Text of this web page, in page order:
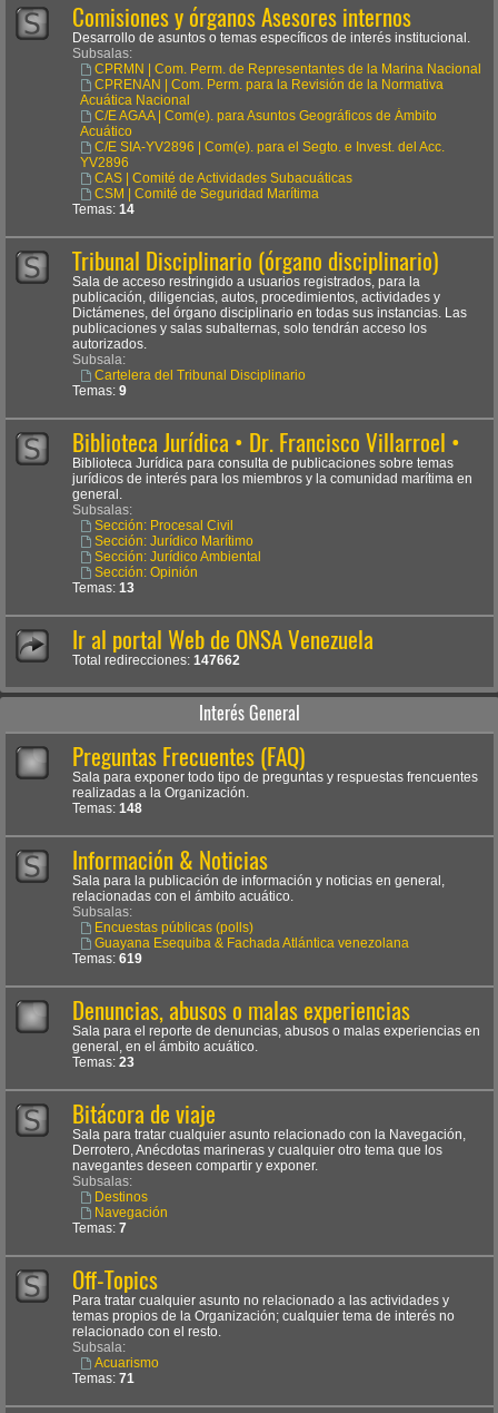
Comisiones y órganos Asesores internos
Desarrollo de asuntos o temas específicos de interés institucional.
Subsalas:
CPRMN | Com. Perm. de Representantes de la Marina Nacional
CPRENAN | Com. Perm. para la Revisión de la Normativa
Acuática Nacional
C/E AGAA | Com(e). para Asuntos Geográficos de Ámbito
Acuático
C/E SIA-YV2896 | Com(e). para el Segto. e Invest. del Acc.
YV2896
CAS | Comité de Actividades Subacuáticas
CSM | Comité de Seguridad Marítima
Temas: 14
Tribunal Disciplinario (órgano disciplinario)
Sala de acceso restringido a usuarios registrados, para la
publicación, diligencias, autos, procedimientos, actividades y
Dictámenes, del órgano disciplinario en todas sus instancias. Las
publicaciones y salas subalternas, solo tendrán acceso los
autorizados.
Subsala:
Cartelera del Tribunal Disciplinario
Temas: 9
Biblioteca Jurídica • Dr. Francisco Villarroel •
Biblioteca Jurídica para consulta de publicaciones sobre temas
jurídicos de interés para los miembros y la comunidad marítima en
general.
Subsalas:
Sección: Procesal Civil
Sección: Jurídico Marítimo
Sección: Jurídico Ambiental
Sección: Opinión
Temas: 13
Ir al portal Web de ONSA Venezuela
Total redirecciones: 147662
Interés General
Preguntas Frecuentes (FAQ)
Sala para exponer todo tipo de preguntas y respuestas frencuentes
realizadas a la Organización.
Temas: 148
Información & Noticias
Sala para la publicación de información y noticias en general,
relacionadas con el ámbito acuático.
Subsalas:
Encuestas públicas (polls)
Guayana Esequiba & Fachada Atlántica venezolana
Temas: 619
Denuncias, abusos o malas experiencias
Sala para el reporte de denuncias, abusos o malas experiencias en
general, en el ámbito acuático.
Temas: 23
Bitácora de viaje
Sala para tratar cualquier asunto relacionado con la Navegación,
Derrotero, Anécdotas marineras y cualquier otro tema que los
navegantes deseen compartir y exponer.
Subsalas:
Destinos
Navegación
Temas: 7
Off-Topics
Para tratar cualquier asunto no relacionado a las actividades y
temas propios de la Organización; cualquier tema de interés no
relacionado con el resto.
Subsala:
Acuarismo
Temas: 71